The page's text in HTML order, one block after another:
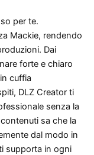
per te.
Mackie, rendendo
Dai
forte e chiaro
cuffia
DLZ Creator ti
senza la
sa che la
dal modo in
supporta in ogni